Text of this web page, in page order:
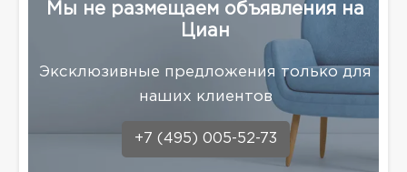
Мы не размещаем объявления на
Циан
Эксклюзивные предложения только для
наших клиентов
+7 (495) 005-52-73